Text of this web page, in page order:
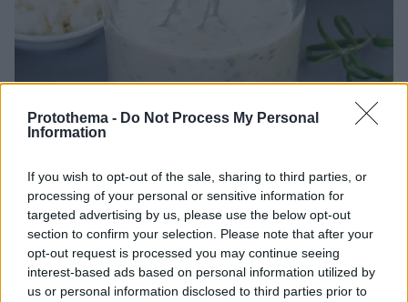
Protothema - Do Not Process My Personal
Information
If you wish to opt-out of the sale, sharing to third parties, or
processing of your personal or sensitive information for
targeted advertising by us, please use the below opt-out
section to confirm your selection. Please note that after your
opt-out request is processed you may continue seeing
interest-based ads based on personal information utilized by
us or personal information disclosed to third parties prior to
Ξέρετε ποια είναι η διαφορά ανάμεσα στη σος και στο
ντρέσινγκ;
Σος ή ντρέσινγκ; Δύο όροι που συχνά προκαλούν
σύγχυση
28.08.2025, 22:10